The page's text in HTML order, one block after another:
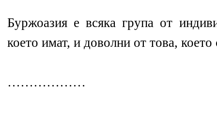
Буржоазия е всяка група от
което имат, и доволни от това, което
………………